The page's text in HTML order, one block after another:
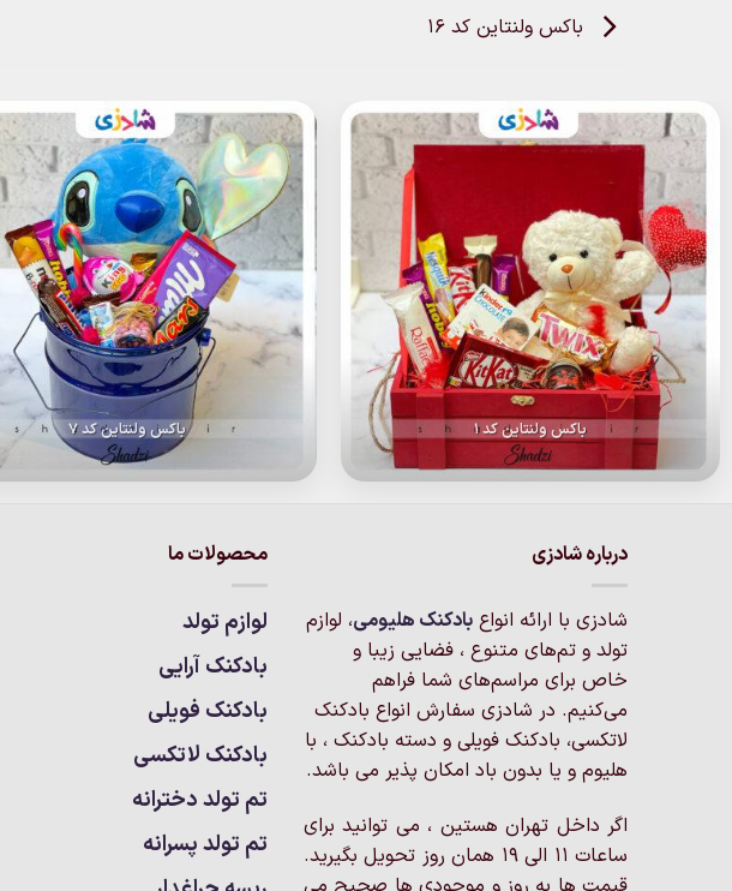
باکس ولنتاین کد 16
باکس ولنتاین کد 1 باکس ولنتاین کد 7
درباره شادزی
شادزی با ارائه انواع بادکنک‌ هلیومی، لوازم
تولد و تم‌های متنوع ، فضایی زیبا و
خاص برای مراسم‌های شما فراهم
می‌کنیم. در شادزی سفارش انواع بادکنک
لاتکسی، بادکنک فویلی و دسته بادکنک ، با
هلیوم و یا بدون باد امکان پذیر می باشد.
اگر داخل تهران هستین ، می توانید برای
ساعات 11 الی 19 همان روز تحویل بگیرید.
محصولات ما
لوازم تولد
بادکنک آرایی
بادکنک فویلی
بادکنک لاتکسی
تم تولد دخترانه
تم تولد پسرانه